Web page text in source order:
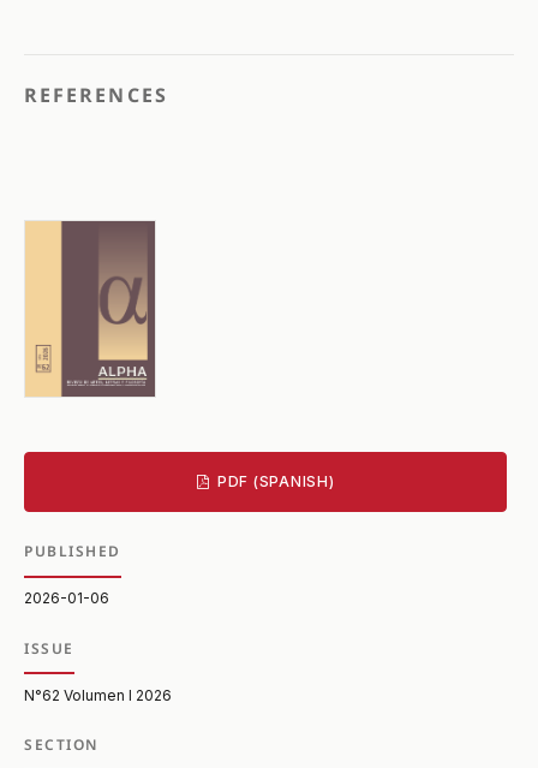
REFERENCES
PDF (SPANISH)
PUBLISHED
2026-01-06
ISSUE
N°62 Volumen I 2026
SECTION